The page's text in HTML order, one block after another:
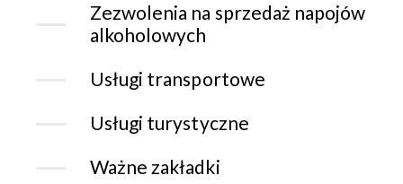
Zezwolenia na sprzedaż napojów
alkoholowych
Usługi transportowe
Usługi turystyczne
Ważne zakładki